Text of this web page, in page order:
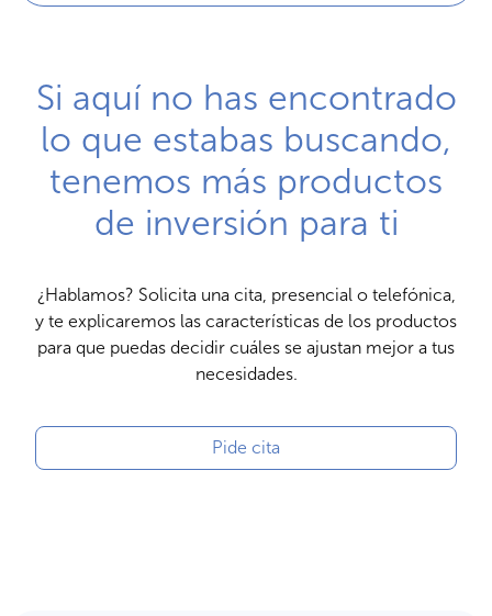
Si aquí no has encontrado
lo que estabas buscando,
tenemos más productos
de inversión para ti
¿Hablamos? Solicita una cita, presencial o telefónica,
y te explicaremos las características de los productos
para que puedas decidir cuáles se ajustan mejor a tus
necesidades.
Pide cita